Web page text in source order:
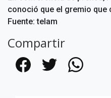
conoció que el gremio que
Fuente: telam
Compartir
FacebookTwitterWhatsApp